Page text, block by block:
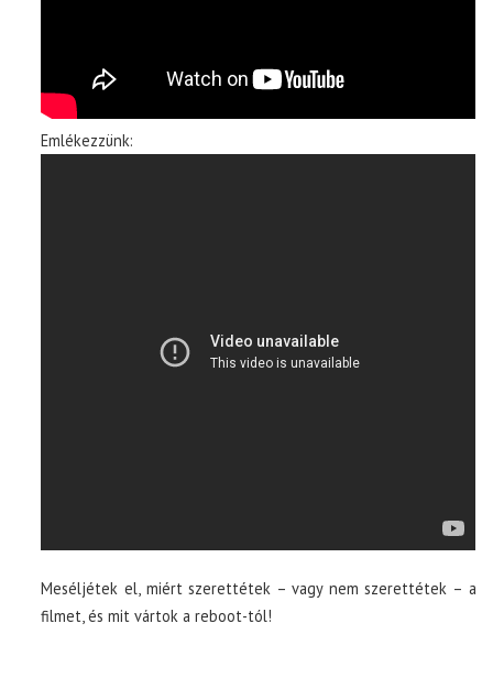
Emlékezzünk:
Meséljétek el, miért szerettétek – vagy nem szerettétek – a
filmet, és mit vártok a reboot-tól!